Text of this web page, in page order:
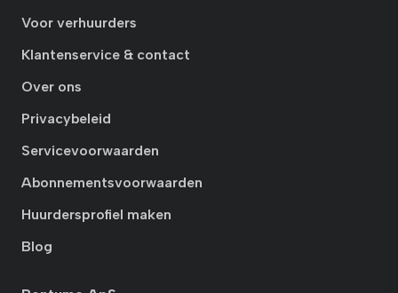
Voor verhuurders
Klantenservice & contact
Over ons
Privacybeleid
Servicevoorwaarden
Abonnementsvoorwaarden
Huurdersprofiel maken
Blog